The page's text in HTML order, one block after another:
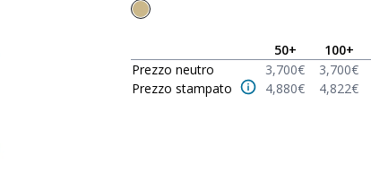
50+ 100+
Prezzo neutro
3,700€ 3,700€
Prezzo stampato
4,880€ 4,822€